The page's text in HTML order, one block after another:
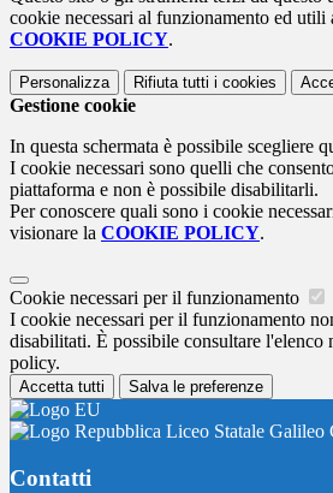
cookie necessari al funzionamento ed
COOKIE POLICY.
Personalizza Rifiuta tutti i cookies
Gestione cookie
In questa schermata è possibile scegliere
I cookie necessari sono quelli che
piattaforma e non è possibile disabilitarli.
Per conoscere quali sono i cookie
visionare la COOKIE POLICY.
Cookie necessari per il funzionamento
I cookie necessari per il funzionamento
disabilitati. È possibile consultare l'elenco
policy.
Accetta tutti Salva le preferenze
Liceo Statale Galileo
Contatti